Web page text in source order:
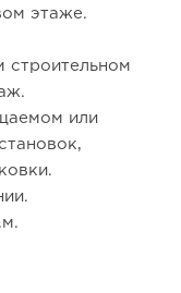
общепита для
этаже.
строительном
или